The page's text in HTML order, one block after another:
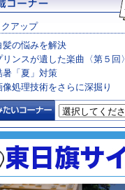
アップ
髪の悩みを解決
リンスが遺した楽曲〈第５回〉
暑「夏」対策
像処理技術をさらに深掘り